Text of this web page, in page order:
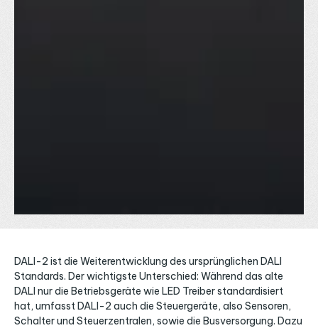
DALI-2 ist die Weiterentwicklung des ursprünglichen DALI
Standards. Der wichtigste Unterschied: Während das alte
DALI nur die Betriebsgeräte wie LED Treiber standardisiert
hat, umfasst DALI-2 auch die Steuergeräte, also Sensoren,
Schalter und Steuerzentralen, sowie die Busversorgung. Dazu